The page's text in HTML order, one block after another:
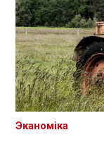
Эканоміка